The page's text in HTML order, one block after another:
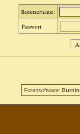
Benutzername:
Passwort:
Forensoftware: